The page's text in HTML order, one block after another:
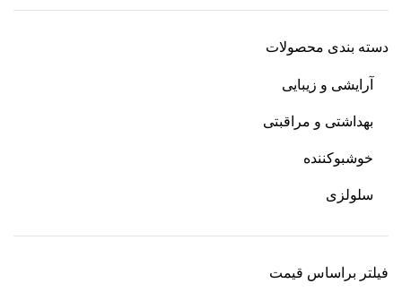
دسته بندی محصولات
آرایشی و زیبایی
بهداشتی و مراقبتی
خوشبوکننده
سلولزی
فیلتر براساس قیمت